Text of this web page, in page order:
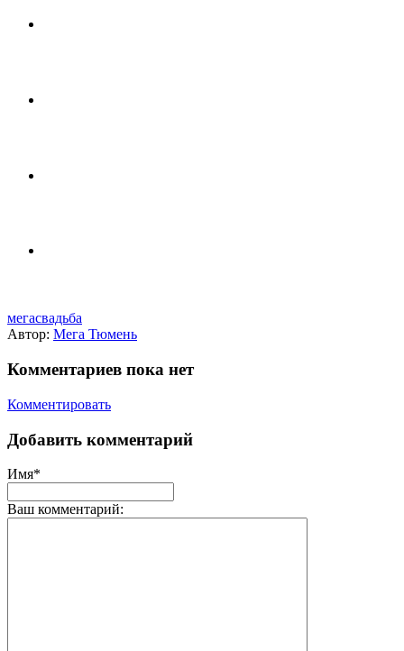
мегасвадьба
Автор: Мега Тюмень
Комментариев пока нет
Комментировать
Добавить комментарий
Имя*
Ваш комментарий: